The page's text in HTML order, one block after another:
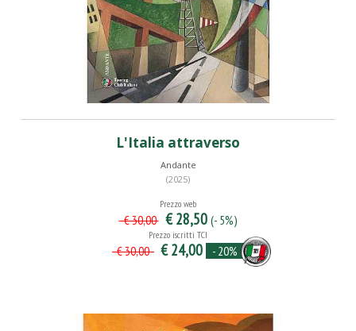
L'Italia attraverso
Andante
(2025)
Prezzo web
€ 30,00 € 28,50 (- 5%)
Prezzo iscritti TCI
€ 30,00 € 24,00 - 20%